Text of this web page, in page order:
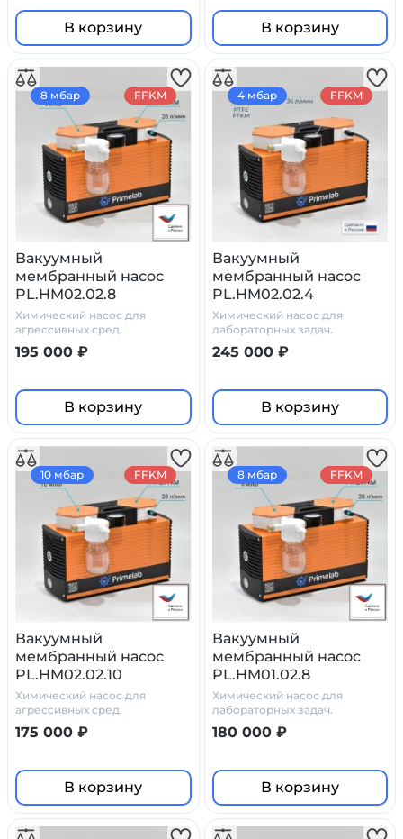
В корзину В корзину
Вакуумный
мембранный насос
PL.HM02.02.8
Химический насос для
агрессивных сред.
195 000 ₽
В корзину
8 мбар FFKM
Вакуумный
мембранный насос
PL.HM02.02.4
Химический насос для
лабораторных задач.
245 000 ₽
В корзину
4 мбар FFKM
Вакуумный
мембранный насос
PL.HM02.02.10
Химический насос для
агрессивных сред.
175 000 ₽
В корзину
10 мбар FFKM
Вакуумный
мембранный насос
PL.HM01.02.8
Химический насос для
лабораторных задач.
180 000 ₽
В корзину
8 мбар FFKM